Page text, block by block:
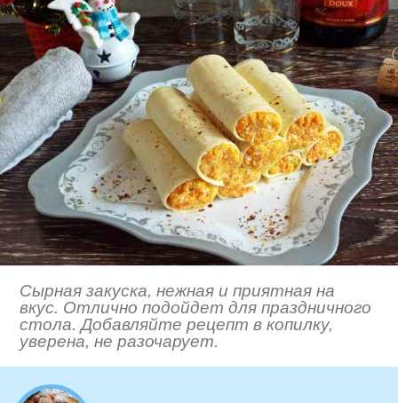
Сырная закуска, нежная и приятная на
вкус. Отлично подойдет для праздничного
стола. Добавляйте рецепт в копилку,
уверена, не разочарует.